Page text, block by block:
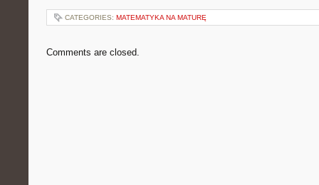
CATEGORIES: MATEMATYKA NA MATURĘ
Comments are closed.